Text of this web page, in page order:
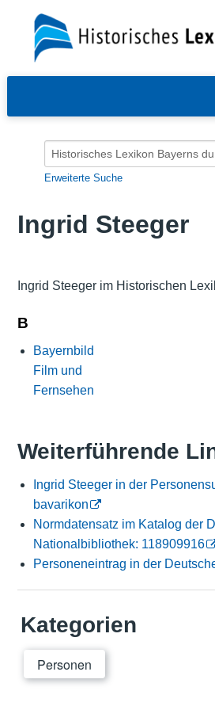
Erweiterte Suche
Ingrid Steeger
Ingrid Steeger im Historischen
B
Bayernbild
Film und
Fernsehen
Weiterführende
Ingrid Steeger in der
bavarikon
Normdatensatz im Katalog der
Nationalbibliothek: 118909916
Personeneintrag in der
Kategorien
Personen